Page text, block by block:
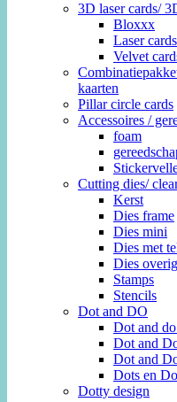
3D laser cards/
Bloxxx
Laser cards
Velvet
kaarten
Pillar circle cards
Accessoires /
foam
Cutting dies/
Kerst
Dies frame
Dies mini
Dies met
Dies overig
Stamps
Stencils
Dot and DO
Dot and
Dot and
Dot and
Dots en
Dotty design